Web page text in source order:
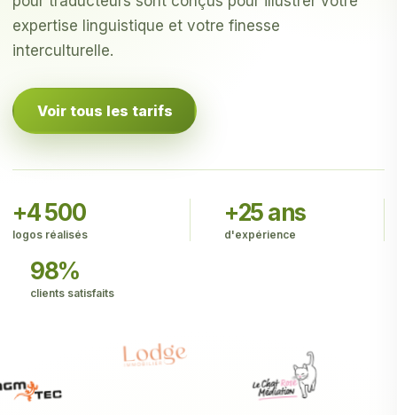
expertise linguistique et votre finesse
interculturelle.
Voir tous les tarifs
+4 500
logos réalisés
+25 ans
d'expérience
98%
clients satisfaits